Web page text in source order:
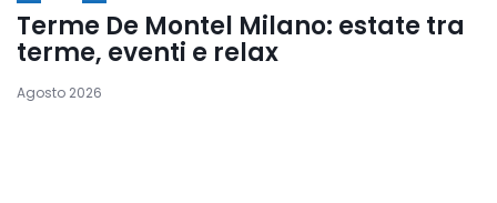
Terme De Montel Milano: estate tra
terme, eventi e relax
Agosto 2026